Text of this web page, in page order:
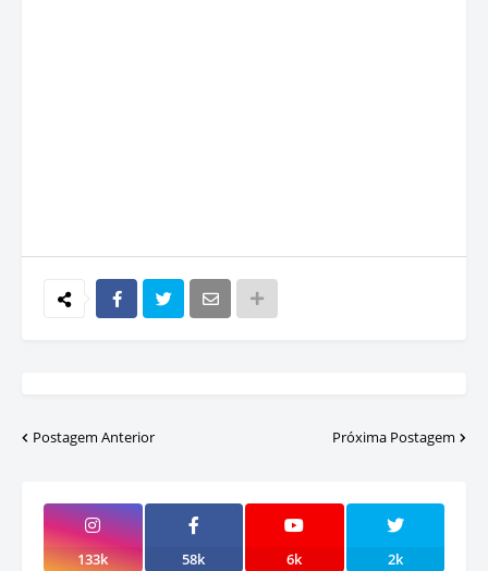
Postagem Anterior Próxima Postagem
133k 58k 6k 2k